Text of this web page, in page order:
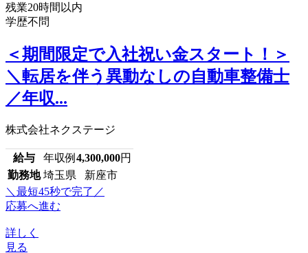
残業20時間以内
学歴不問
＜期間限定で入社祝い金スタート！＞
＼転居を伴う異動なしの自動車整備士
／年収...
株式会社ネクステージ
給与 年収例 4,300,000円
勤務地 埼玉県 新座市
＼最短45秒で完了／
応募へ進む
詳しく
見る